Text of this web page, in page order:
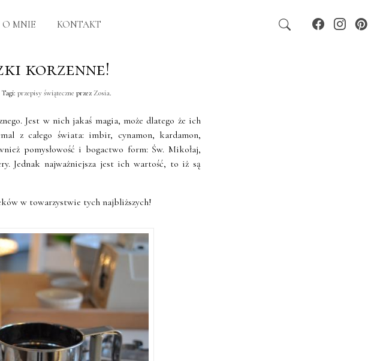
O MNIE KONTAKT
korzenne!
Tagi: przepisy świąteczne przez Zosia.
Jest w nich jakaś magia, może dlatego że ich
z całego świata: imbir, cynamon, kardamon,
pomysłowość i bogactwo form: Św. Mikołaj,
Jednak najważniejsza jest ich wartość, to iż są
w towarzystwie tych najbliższych!